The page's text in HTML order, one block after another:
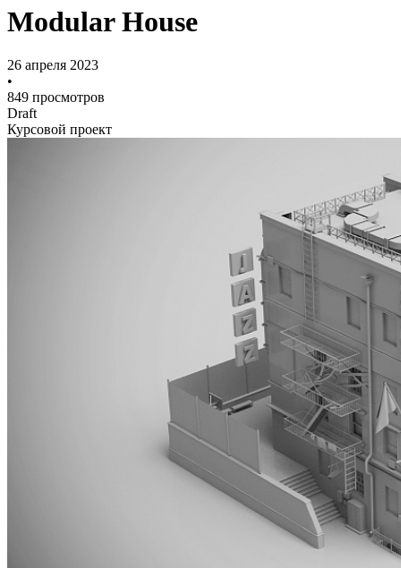
Modular House
26 апреля 2023
•
849 просмотров
Draft
Курсовой проект